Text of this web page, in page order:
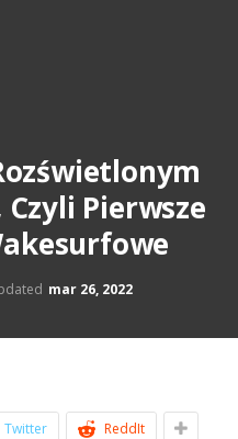
Pierwsze
mar 26, 2022
Twitter ReddIt